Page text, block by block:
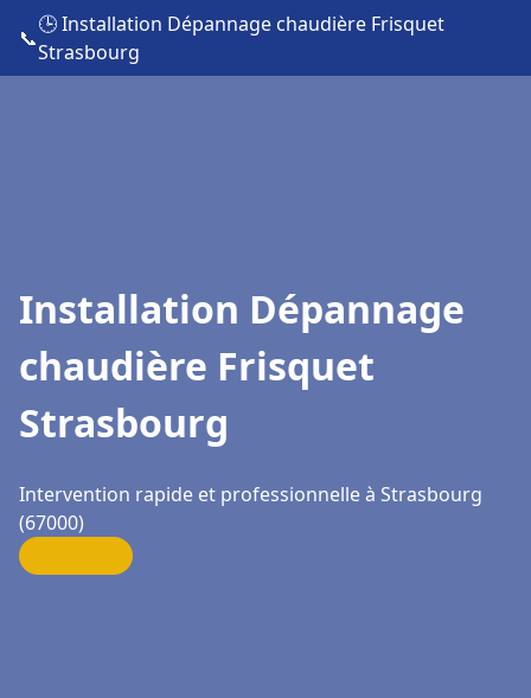
📞
🕒 Installation Dépannage chaudière Frisquet
Strasbourg
Installation Dépannage
chaudière Frisquet
Strasbourg
Intervention rapide et professionnelle à Strasbourg
(67000)